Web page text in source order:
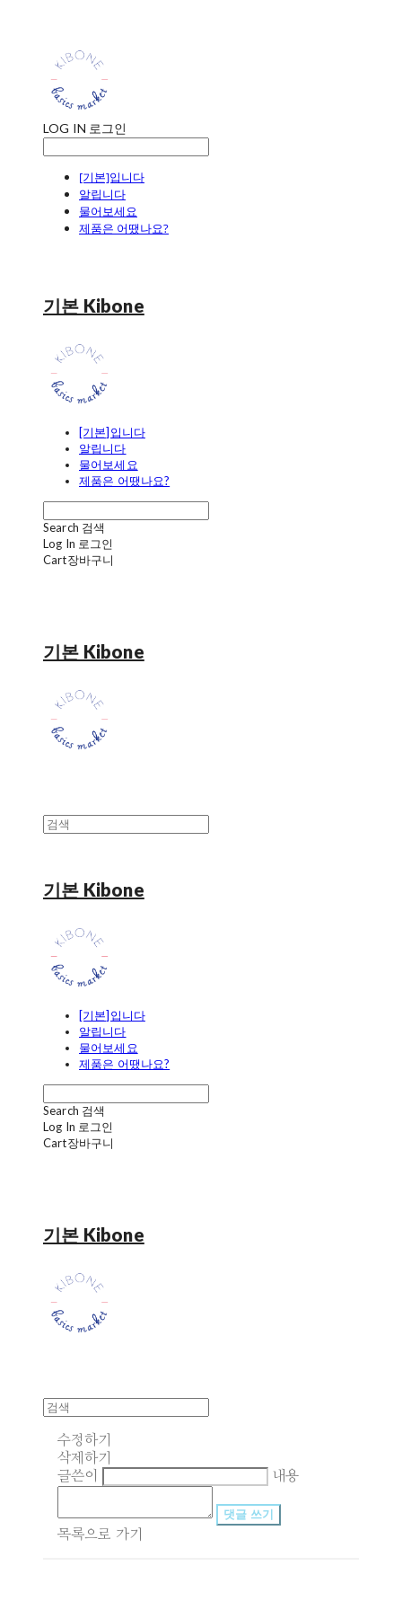
LOG IN 로그인
[기본]입니다
알립니다
물어보세요
제품은 어땠나요?
기본 Kibone
[기본]입니다
알립니다
물어보세요
제품은 어땠나요?
Search 검색
Log In 로그인
Cart장바구니
기본 Kibone
기본 Kibone
[기본]입니다
알립니다
물어보세요
제품은 어땠나요?
Search 검색
Log In 로그인
Cart장바구니
기본 Kibone
수정하기
삭제하기
글쓴이
내용
댓글 쓰기
목록으로 가기